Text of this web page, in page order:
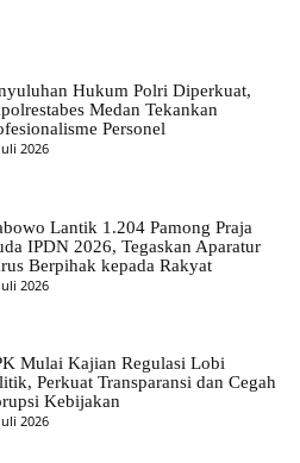
Hukum Polri Diperkuat,
Medan Tekankan
Personel
2026
Lantik 1.204 Pamong Praja
IPDN 2026, Tegaskan Aparatur
Berpihak kepada Rakyat
2026
Mulai Kajian Regulasi Lobi
Perkuat Transparansi dan Cegah
Kebijakan
2026